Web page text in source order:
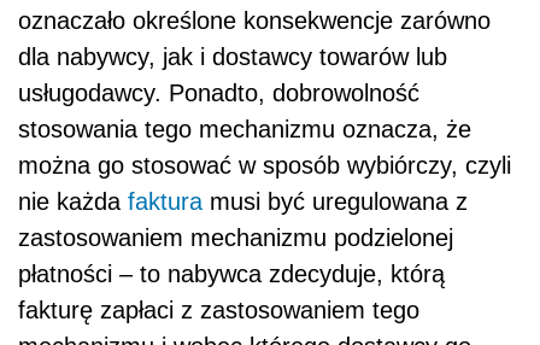
oznaczało określone konsekwencje zarówno
dla nabywcy, jak i dostawcy towarów lub
usługodawcy. Ponadto, dobrowolność
stosowania tego mechanizmu oznacza, że
można go stosować w sposób wybiórczy, czyli
nie każda faktura musi być uregulowana z
zastosowaniem mechanizmu podzielonej
płatności – to nabywca zdecyduje, którą
fakturę zapłaci z zastosowaniem tego